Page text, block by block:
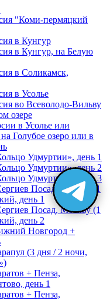
"Коми-пермяцкий
в Кунгур
в Кунгур, на Белую
в Соликамск,
в Усолье
во Всеволодо-Вильву
озере
в Усолье или
Голубое озеро или в
Удмуртии», день 1
Удмуртии», день 2
Удмуртии», день 3
Посад, Москву (1
день 1
Посад, Москву (1
день 2
Новгород +
(3 дня / 2 ночи,
+ Пенза,
день 1
+ Пенза,